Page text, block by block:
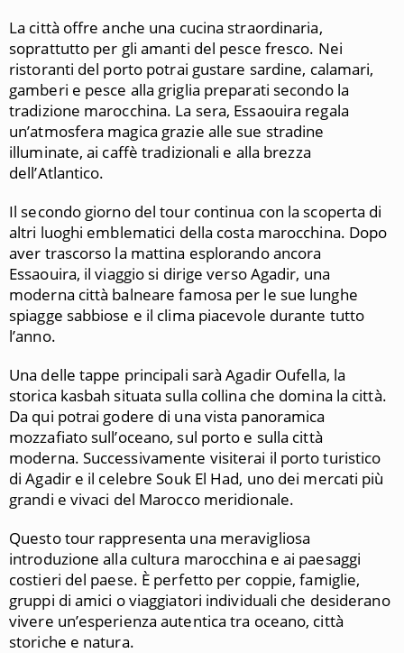
La città offre anche una cucina straordinaria,
soprattutto per gli amanti del pesce fresco. Nei
ristoranti del porto potrai gustare sardine, calamari,
gamberi e pesce alla griglia preparati secondo la
tradizione marocchina. La sera, Essaouira regala
un’atmosfera magica grazie alle sue stradine
illuminate, ai caffè tradizionali e alla brezza
dell’Atlantico.
Il secondo giorno del tour continua con la scoperta di
altri luoghi emblematici della costa marocchina. Dopo
aver trascorso la mattina esplorando ancora
Essaouira, il viaggio si dirige verso Agadir, una
moderna città balneare famosa per le sue lunghe
spiagge sabbiose e il clima piacevole durante tutto
l’anno.
Una delle tappe principali sarà Agadir Oufella, la
storica kasbah situata sulla collina che domina la città.
Da qui potrai godere di una vista panoramica
mozzafiato sull’oceano, sul porto e sulla città
moderna. Successivamente visiterai il porto turistico
di Agadir e il celebre Souk El Had, uno dei mercati più
grandi e vivaci del Marocco meridionale.
Questo tour rappresenta una meravigliosa
introduzione alla cultura marocchina e ai paesaggi
costieri del paese. È perfetto per coppie, famiglie,
gruppi di amici o viaggiatori individuali che desiderano
vivere un’esperienza autentica tra oceano, città
storiche e natura.